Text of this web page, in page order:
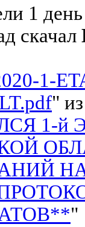
1
скачал
1-
"
1-й
"